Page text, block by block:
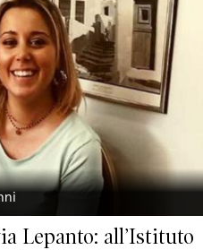
Lepanto: all’Istituto